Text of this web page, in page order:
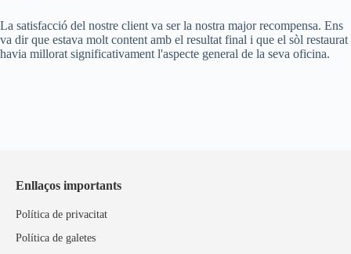
La satisfacció del nostre client va ser la nostra major recompensa. Ens
va dir que estava molt content amb el resultat final i que el sòl restaurat
havia millorat significativament l'aspecte general de la seva oficina.
Enllaços importants
Política de privacitat
Política de galetes